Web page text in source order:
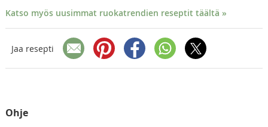
Katso myös uusimmat ruokatrendien reseptit täältä »
Jaa resepti
Ohje